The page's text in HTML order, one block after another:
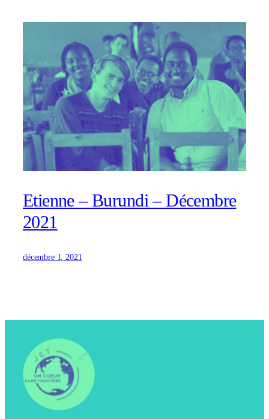
Etienne – Burundi – Décembre
2021
décembre 1, 2021